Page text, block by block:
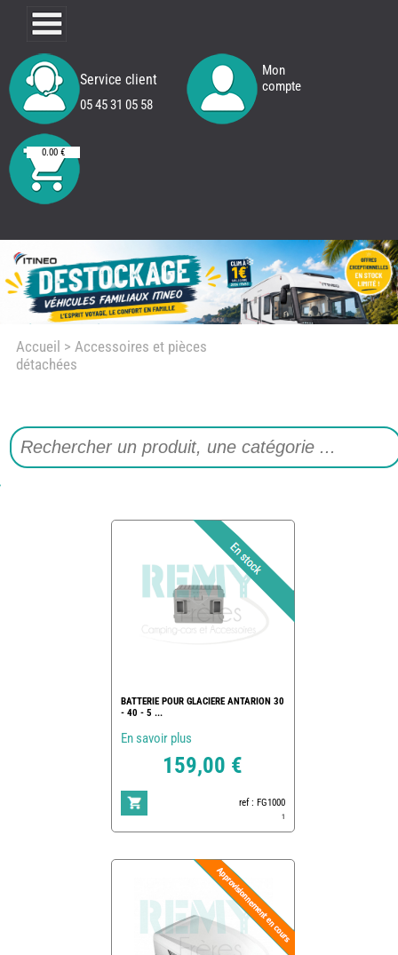
Service client
05 45 31 05 58
Mon
compte
0.00 €
Accueil > Accessoires et pièces
détachées
BATTERIE POUR GLACIERE ANTARION 30
- 40 - 5 ...
En savoir plus
159,00 €
ref : FG1000
1